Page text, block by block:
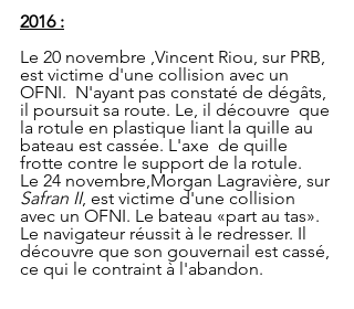
2016 :
Le 20 novembre ,Vincent Riou, sur PRB,
est victime d'une collision avec un
OFNI.  N'ayant pas constaté de dégâts,
il poursuit sa route. Le, il découvre  que
la rotule en plastique liant la quille au
bateau est cassée. L'axe  de quille
frotte contre le support de la rotule.
Le 24 novembre,Morgan Lagravière, sur
Safran II, est victime d'une collision
avec un OFNI. Le bateau «part au tas».
Le navigateur réussit à le redresser. Il
découvre que son gouvernail est cassé,
ce qui le contraint à l'abandon.